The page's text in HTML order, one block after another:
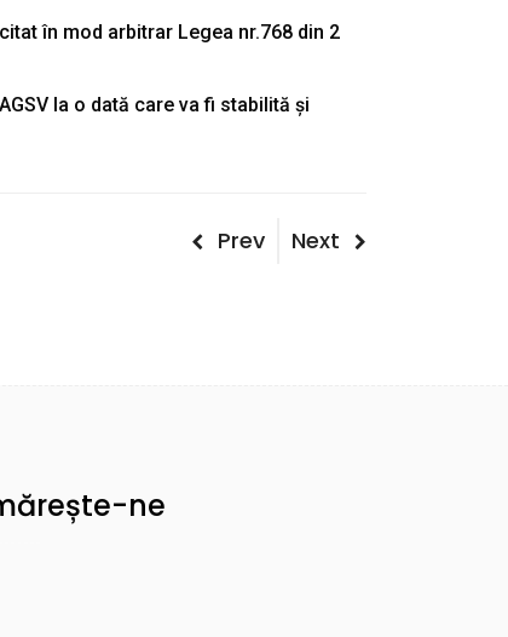
în mod arbitrar Legea nr.768 din 2
la o dată care va fi stabilită și
Post
Previous
Prev
Next
Next
ne